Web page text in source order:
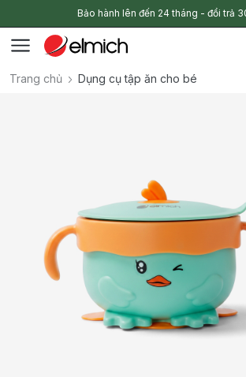
Bảo hành lên đến 24 tháng - đổi trả
Trang chủ Dụng cụ tập ăn cho bé